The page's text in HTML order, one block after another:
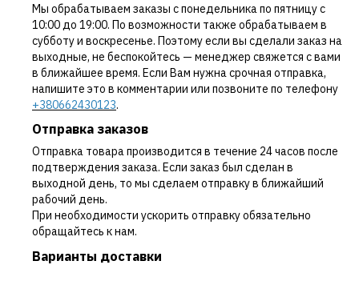
Мы обрабатываем заказы с понедельника по пятницу с
10:00 до 19:00. По возможности также обрабатываем в
субботу и воскресенье. Поэтому если вы сделали заказ на
выходные, не беспокойтесь — менеджер свяжется с вами
в ближайшее время. Если Вам нужна срочная отправка,
напишите это в комментарии или позвоните по телефону
+380662430123.
Отправка заказов
Отправка товара производится в течение 24 часов после
подтверждения заказа. Если заказ был сделан в
выходной день, то мы сделаем отправку в ближайший
рабочий день.
При необходимости ускорить отправку обязательно
обращайтесь к нам.
Варианты доставки